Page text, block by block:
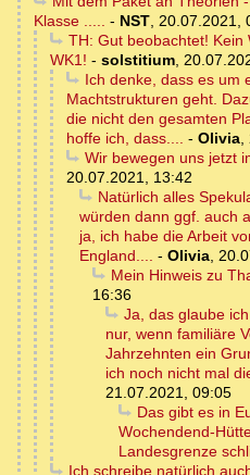
Klasse .....
- NST 20.07.2021,
TH: Gut beobachtet! Kein
WK1! - solstitium
Ich denke, dass es um
Machtstrukturen geht.
die nicht den gesamten
hoffe ich, dass....
- Olivia
Wir bewegen uns jetzt
20.07.2021, 13:42
Natürlich alles
würden dann ggf. auch
ja, ich habe die Arbeit
England....
- Olivia
Mein Hinweis zu
16:36
Ja, das glaube
nur, wenn familiäre
Jahrzehnten ein
ich noch nicht mal
21.07.2021, 09:05
Das gibt es in
Wochendend-
Landesgrenze
Ich schreibe natürlich